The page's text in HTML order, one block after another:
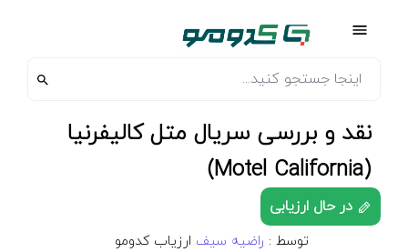
نقد و بررسی سریال متل کالیفرنیا
(Motel California)
در حال ارزیابی
توسط : راضیه سیف ارزیاب کدومو